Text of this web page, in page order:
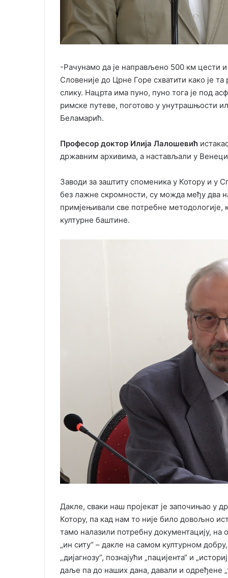
-Рачунамо да је направљено 500 км цести
Словеније до Црне Горе схватити како је
слику. Нацрта има пуно, пуно тога је под
римске путеве, поготово у унутрашњости
Беламарић.
Професор доктор Илија Лалошевић
државним архивима, а настављали у
Заводи за заштиту споменика у Котору и у
без лажне скромности, су можда међу два
примјењивали све потребне методологије,
културне баштине.
Дакле, сваки наш пројекат је започињао у
Котору, па кад нам то није било довољно
тамо налазили потребну документацију,
„ин ситу“ – дакле на самом културном
„дијагнозу“, познајући „пацијента“ и
даље па до наших дана, давали и одређене